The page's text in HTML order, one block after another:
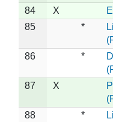
84 X
85
*
86 *
87 X
88 *